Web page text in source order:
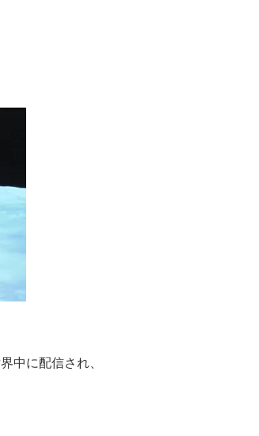
中に配信され、